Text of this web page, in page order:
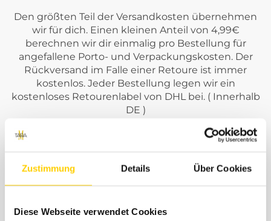
Zustimmung Details Über Cookies
Diese Webseite verwendet Cookies
Den größten Teil der Versandkosten übernehmen
wir für dich. Einen kleinen Anteil von 4,99€
berechnen wir dir einmalig pro Bestellung für
angefallene Porto- und Verpackungskosten. Der
Rückversand im Falle einer Retoure ist immer
kostenlos. Jeder Bestellung legen wir ein
kostenloses Retourenlabel von DHL bei. ( Innerhalb
DE )